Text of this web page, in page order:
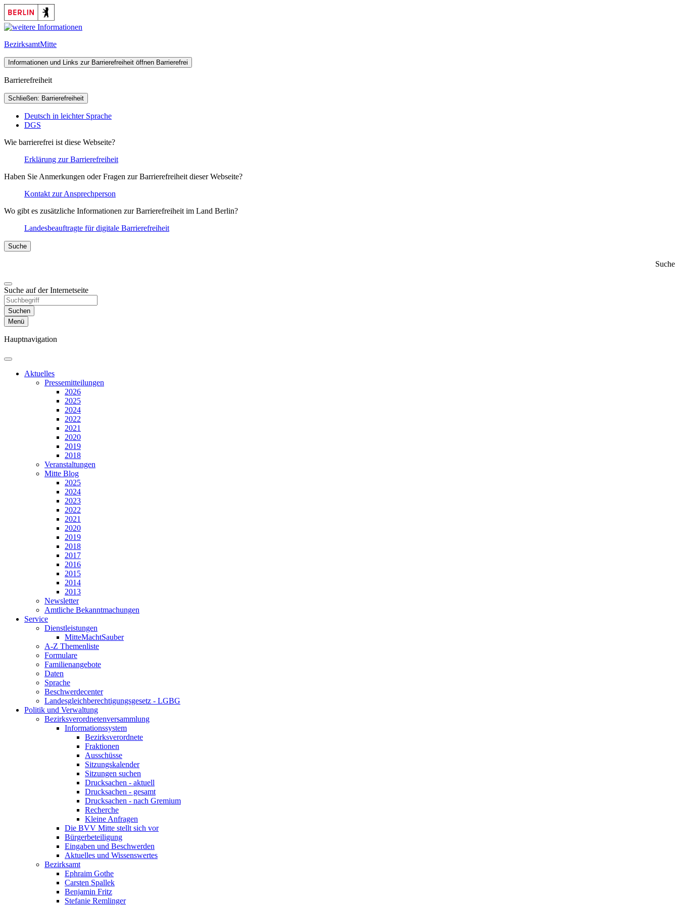
BezirksamtMitte
Informationen und Links zur Barrierefreiheit öffnen Barrierefrei
Barrierefreiheit
Schließen: Barrierefreiheit
Deutsch in leichter Sprache
DGS
Wie barrierefrei ist diese Webseite?
Erklärung zur Barrierefreiheit
Haben Sie Anmerkungen oder Fragen zur Barrierefreiheit dieser Webseite?
Kontakt zur Ansprechperson
Wo gibt es zusätzliche Informationen zur Barrierefreiheit im Land Berlin?
Landesbeauftragte für digitale Barrierefreiheit
Suche
Suche
Suche auf der Internetseite
Suchen
Menü
Hauptnavigation
Aktuelles
Presse­mitteilungen
2026
2025
2024
2022
2021
2020
2019
2018
Veranstaltungen
Mitte Blog
2025
2024
2023
2022
2021
2020
2019
2018
2017
2016
2015
2014
2013
Newsletter
Amtliche Bekannt­machungen
Service
Dienst­leistungen
MitteMachtSauber
A-Z Themenliste
Formulare
Familien­angebote
Daten
Sprache
Beschwerde­center
Landesgleichberechtigungsgesetz - LGBG
Politik und Verwaltung
Bezirks­verordneten­versammlung
Informations­system
Bezirks­verordnete
Fraktionen
Ausschüsse
Sitzungs­kalender
Sitzungen suchen
Drucksachen - aktuell
Drucksachen - gesamt
Drucksachen - nach Gremium
Recherche
Kleine Anfragen
Die BVV Mitte stellt sich vor
Bürger­beteiligung
Eingaben und Beschwerden
Aktuelles und Wissenswertes
Bezirksamt
Ephraim Gothe
Carsten Spallek
Benjamin Fritz
Stefanie Remlinger